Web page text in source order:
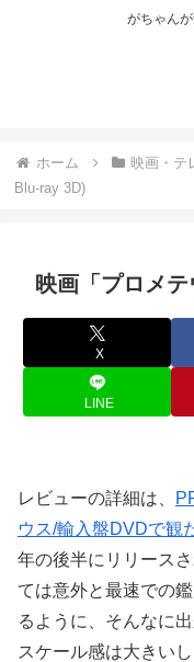
がちゃん
ホーム 映画・テ
Blu-ray 3D)
映画「プロメ
X
LINE
レビューの詳細は、
ウス/輸入盤DVDで観
年の後半にリリース
ては意外と最速での
るように、そんなに
スケール感は大きい